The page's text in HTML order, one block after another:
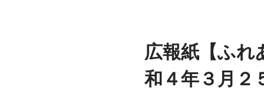
広報紙【ふれ
和４年３月２